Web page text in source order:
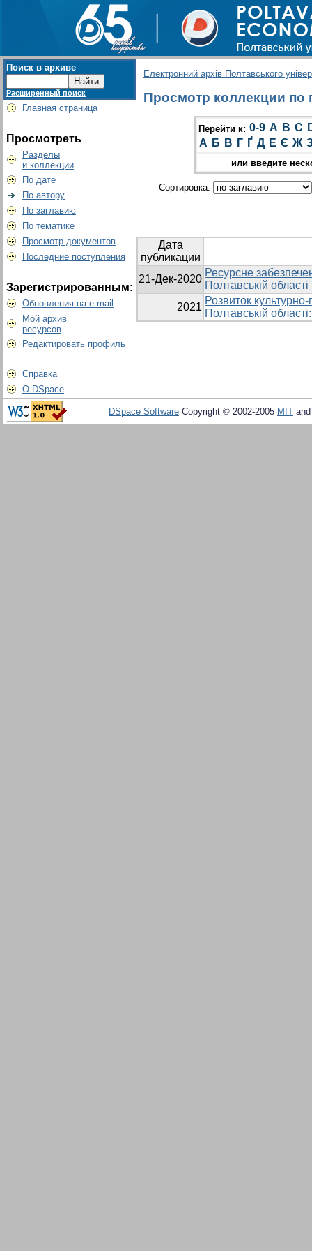
Поиск в архиве
Расширенный поиск
Главная страница
Просмотреть
Разделы
и коллекции
По дате
По автору
По заглавию
По тематике
Просмотр документов
Последние поступления
Зарегистрированным:
Обновления на e-mail
Мой архив
ресурсов
Редактировать профиль
Справка
О DSpace
Електронний архів Полтавського
Просмотр коллекции по
Перейти к: 0-9 A B C
А Б В Г Ґ Д Е Є Ж
или введите
Сортировка:
Дата
публикации
21-Дек-2020
Ресурсне
Полтавській області
2021
Розвиток
Полтавській
DSpace Software Copyright © 2002-2005 MIT